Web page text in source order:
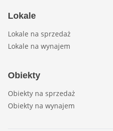
Lokale
Lokale na sprzedaż
Lokale na wynajem
Obiekty
Obiekty na sprzedaż
Obiekty na wynajem